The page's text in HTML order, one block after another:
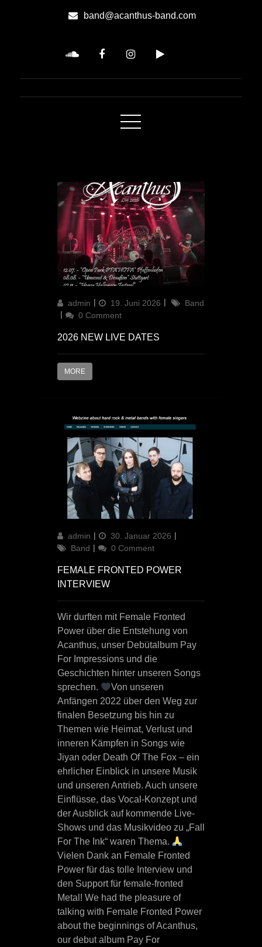
band@acanthus-band.com
Acanthus
Symphonic-Metal
Author
admin
Updated
on
19. Juni 2026 Categories
Band
0 Comment
2026 NEW LIVE DATES
MORE
Author
admin
Updated
on
30. Januar 2026
Band
0 Comment
FEMALE FRONTED POWER
INTERVIEW
Wir durften mit Female Fronted
Power über die Entstehung von
Acanthus, unser Debütalbum Pay
For Impressions und die
Geschichten hinter unseren Songs
sprechen.
Von unseren
Anfängen 2022 über den Weg zur
finalen Besetzung bis hin zu
Themen wie Heimat, Verlust und
inneren Kämpfen in Songs wie
Jiyan oder Death Of The Fox – ein
ehrlicher Einblick in unsere Musik
und unseren Antrieb. Auch unsere
Einflüsse, das Vocal-Konzept und
der Ausblick auf kommende Live-
Shows und das Musikvideo zu „Fall
For The Ink“ waren Thema.
Vielen Dank an Female Fronted
Power für das tolle Interview und
den Support für female-fronted
Metal! We had the pleasure of
talking with Female Fronted Power
about the beginnings of Acanthus,
our debut album Pay For